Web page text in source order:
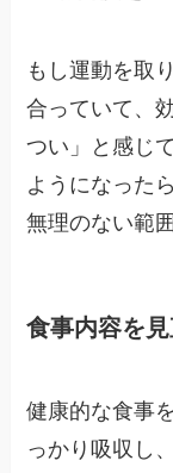
もし運動を取
合っていて、
つい」と感じ
ようになった
無理のない範
食事内容を
健康的な食事
っかり吸収し